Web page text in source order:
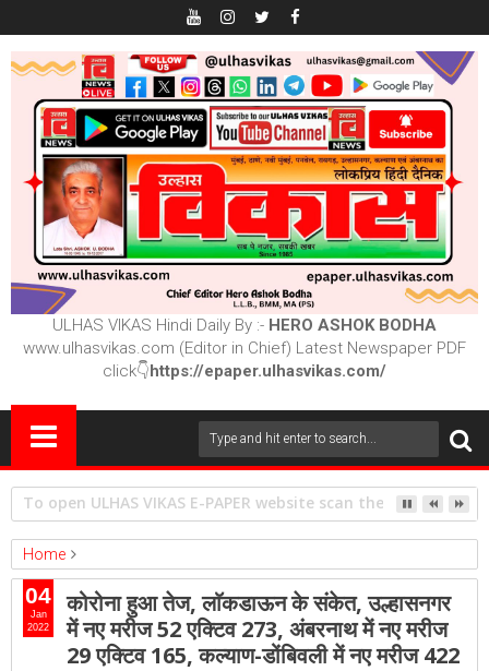
ULHAS VIKAS Hindi Daily By :- HERO ASHOK BODHA
www.ulhasvikas.com (Editor in Chief) Latest Newspaper PDF
click👇https://epaper.ulhasvikas.com/
गिराई जाएगी 16 मंजिला झलक पैराडाइज
Home
ambernath
Featured kalyan
ulhasnagar
कोरोना हुआ तेज, लाॅकडाऊन के संकेत, उल्हासनगर में नए मरीज 52 एक्टिव 273,
अंबरनाथ में नए मरीज 29 एक्टिव 165, कल्याण-डोंबिवली में नए मरीज 422
कोरोना हुआ तेज, लाॅकडाऊन के संकेत, उल्हासनगर
में नए मरीज 52 एक्टिव 273, अंबरनाथ में नए मरीज
29 एक्टिव 165, कल्याण-डोंबिवली में नए मरीज 422
04
Jan
2022